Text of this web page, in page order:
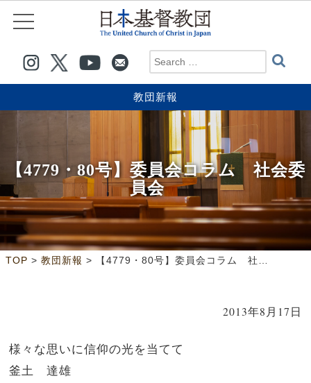
教団新報
【4779・80号】委員会コラム 社会委
員会
TOP > 教団新報 > 【4779・80号】委員会コラム 社会委員会
2013年8月17日
様々な思いに信仰の光を当てて
釜土　達雄